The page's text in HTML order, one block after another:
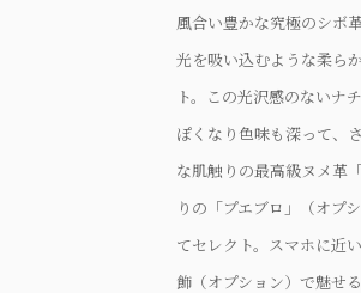
風合い豊かな究極のシボ
光を吸い込むような柔ら
ト。この光沢感のないナ
ぽくなり色味も深って、
な肌触りの最高級ヌメ革
りの「プエブロ」（オプ
てセレクト。スマホに近
飾（オプション）で魅せ